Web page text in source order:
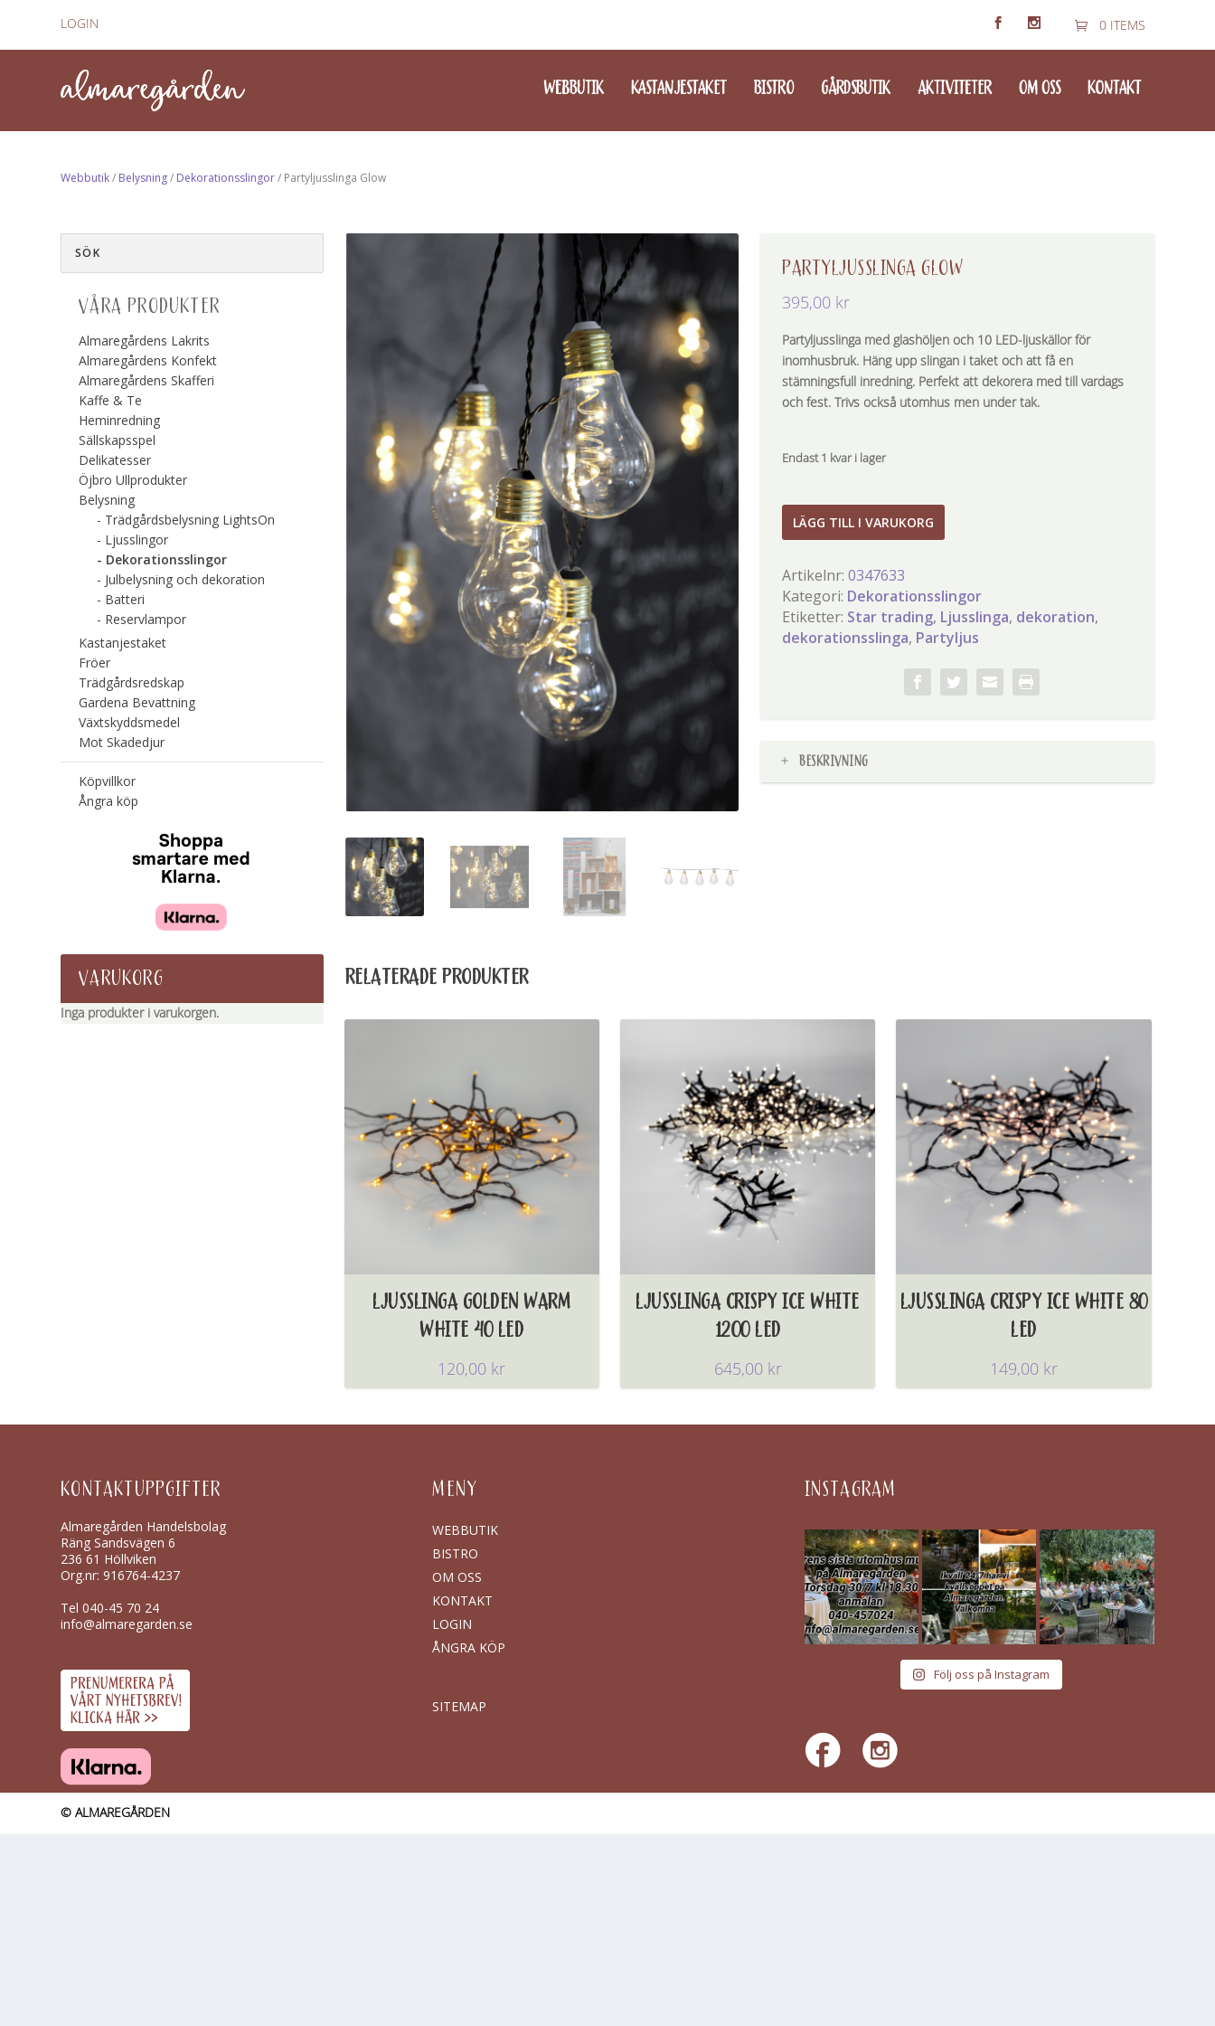
LOGIN 0 ITEMS
WEBBUTIK KASTANJESTAKET BISTRO GÅRDSBUTIK AKTIVITETER OM OSS KONTAKT
Webbutik/ Belysning/ Dekorationsslingor/ Partyljusslinga Glow
PARTYLJUSSLINGA GLOW
395,00 kr
Partyljusslinga med glashöljen och 10 LED-ljuskällor för
inomhusbruk. Häng upp slingan i taket och att få en
stämningsfull inredning. Perfekt att dekorera med till vardags
och fest. Trivs också utomhus men under tak.
Endast 1 kvar i lager
Partyljusslinga
Glow
LÄGG TILL I VARUKORG
Artikelnr:0347633
Kategori: Dekorationsslingor
Etiketter: Star trading, Ljusslinga, dekoration,
dekorationsslinga, Partyljus
BESKRIVNING
RELATERADE PRODUKTER
LJUSSLINGA GOLDEN WARM
WHITE 40 LED
120,00 kr
LJUSSLINGA CRISPY ICE WHITE
1200 LED
645,00 kr
LJUSSLINGA CRISPY ICE WHITE 80
LED
149,00 kr
VÅRA PRODUKTER
Almaregårdens Lakrits
Almaregårdens Konfekt
Almaregårdens Skafferi
Kaffe & Te
Heminredning
Sällskapsspel
Delikatesser
Öjbro Ullprodukter
Belysning
Trädgårdsbelysning LightsOn
Ljusslingor
Dekorationsslingor
Julbelysning och dekoration
Batteri
Reservlampor
Kastanjestaket
Fröer
Trädgårdsredskap
Gardena Bevattning
Växtskyddsmedel
Mot Skadedjur
Köpvillkor
Ångra köp
VARUKORG
Inga produkter i varukorgen.
KONTAKTUPPGIFTER
Almaregården Handelsbolag
Räng Sandsvägen 6
236 61 Höllviken
Org.nr: 916764-4237
Tel040-45 70 24
info@almaregarden.se
MENY
WEBBUTIK
BISTRO
OM OSS
KONTAKT
LOGIN
ÅNGRA KÖP
SITEMAP
INSTAGRAM
Följ oss på Instagram
© ALMAREGÅRDEN